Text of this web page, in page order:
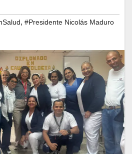
, #Presidente Nicolás Maduro